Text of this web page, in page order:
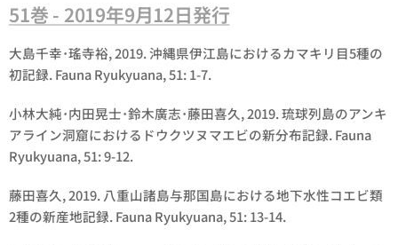
51巻 - 2019年9月12日発行
大島千幸･瑤寺裕, 2019. 沖縄県伊江島におけるカマキリ目5種の
初記録. Fauna Ryukyuana, 51: 1-7.
小林大純･内田晃士･鈴木廣志･藤田喜久, 2019. 琉球列島のアンキ
アライン洞窟におけるドウクツヌマエビの新分布記録. Fauna
Ryukyuana, 51: 9-12.
藤田喜久, 2019. 八重山諸島与那国島における地下水性コエビ類
2種の新産地記録. Fauna Ryukyuana, 51: 13-14.